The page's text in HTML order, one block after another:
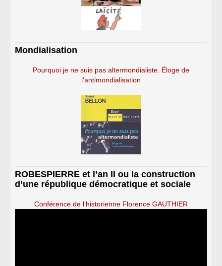
Mondialisation
Pourquoi je ne suis pas altermondialiste. Éloge de
l’antimondialisation
ROBESPIERRE et l’an II ou la construction
d’une république démocratique et sociale
Conférence de l’historienne Florence GAUTHIER